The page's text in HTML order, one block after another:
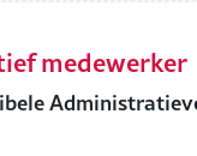
medewerker